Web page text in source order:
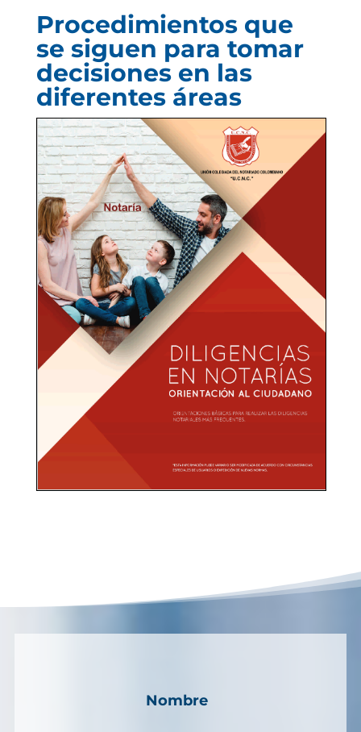
Procedimientos que
se siguen para tomar
decisiones en las
diferentes áreas
Nombre